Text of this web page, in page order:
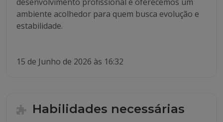
ambiente acolhedor para quem busca evolução e
estabilidade.
15 de Junho de 2026 às 16:32
Habilidades necessárias